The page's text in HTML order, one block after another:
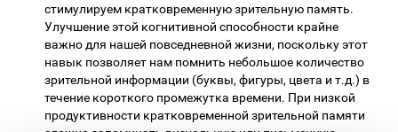
стимулируем кратковременную зрительную память.
Улучшение этой когнитивной способности крайне
важно для нашей повседневной жизни, поскольку этот
навык позволяет нам помнить небольшое количество
зрительной информации (буквы, фигуры, цвета и т.д.) в
течение короткого промежутка времени. При низкой
продуктивности кратковременной зрительной памяти